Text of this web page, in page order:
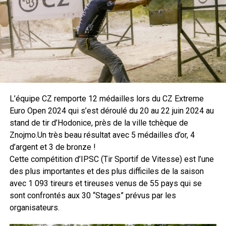
2026
au
8
août
2026
Du
août
2026
au
9
AOÛT 2026
Crépy
Du
7
août
2026
9
août
2026
7>9
AOÛT
Championnat de France de Sanglier Courant
2026
Crépy
dimanche
août
2026
9
AOÛT
Bourse aux armes et militaria de Longues-sur-
Mer
Longues-sur-Mer
conserver la possibilité d’utiliser la visée métallique en
co-witness.
Le CZ Shadow 2 CARRY est construit sur une carcasse en
alliage d’aluminium EN AW-7075 T6. Son canon est martelé
à froid et couvert par une garantie à vie. On attend avec
impatience son arrivée dans le réseau des revendeurs
Sidam
Fiche technique
Calibre : 9 × 19
L’équipe CZ remporte 12 médailles lors du CZ Extreme
Euro Open 2024 qui s’est déroulé du 20 au 22 juin 2024 au
stand de tir d’Hodonice, près de la ville tchèque de
Znojmo.Un très beau résultat avec 5 médailles d’or, 4
d’argent et 3 de bronze !
Cette compétition d’IPSC (Tir Sportif de Vitesse) est l’une
des plus importantes et des plus difficiles de la saison
avec 1 093 tireurs et tireuses venus de 55 pays qui se
sont confrontés aux 30 “Stages” prévus par les
organisateurs.